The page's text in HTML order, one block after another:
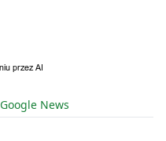
Google News